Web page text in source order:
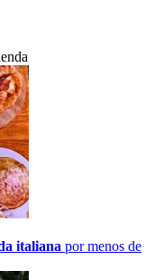
italiana por menos de